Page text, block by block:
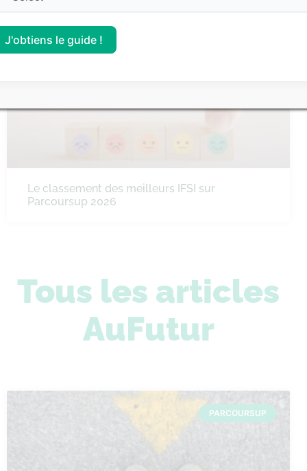
Le classement des meilleurs IFSI sur
Parcoursup 2026
Tous les articles
AuFutur
PARCOURSUP
J'obtiens le guide !